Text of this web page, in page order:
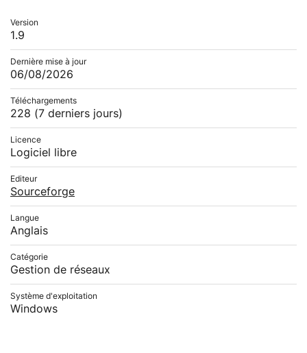
Version
1.9
Dernière mise à jour
06/08/2026
Téléchargements
228 (7 derniers jours)
Licence
Logiciel libre
Editeur
Sourceforge
Langue
Anglais
Catégorie
Gestion de réseaux
Système d'exploitation
Windows